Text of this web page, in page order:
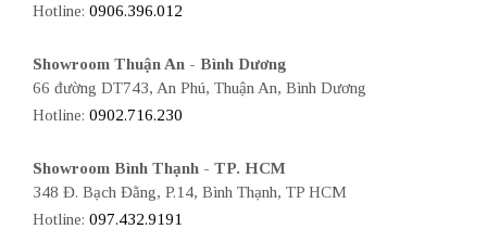
Hotline: 0906.396.012
Showroom Thuận An - Bình Dương
66 đường DT743, An Phú, Thuận An, Bình Dương
Hotline: 0902.716.230
Showroom Bình Thạnh - TP. HCM
348 Đ. Bạch Đằng, P.14, Bình Thạnh, TP HCM
Hotline: 097.432.9191